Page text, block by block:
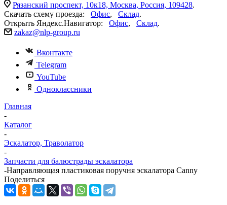
Рязанский проспект, 10к18, Москва, Россия, 109428.
Скачать схему проезда: Офис, Склад.
Открыть Яндекс.Навигатор: Офис, Склад.
zakaz@nlp-group.ru
Вконтакте
Telegram
YouTube
Одноклассники
Главная
-
Каталог
-
Эскалатор, Траволатор
-
Запчасти для балюстрады эскалатора
-Направляющая пластиковая поручня эскалатора Canny
Поделиться